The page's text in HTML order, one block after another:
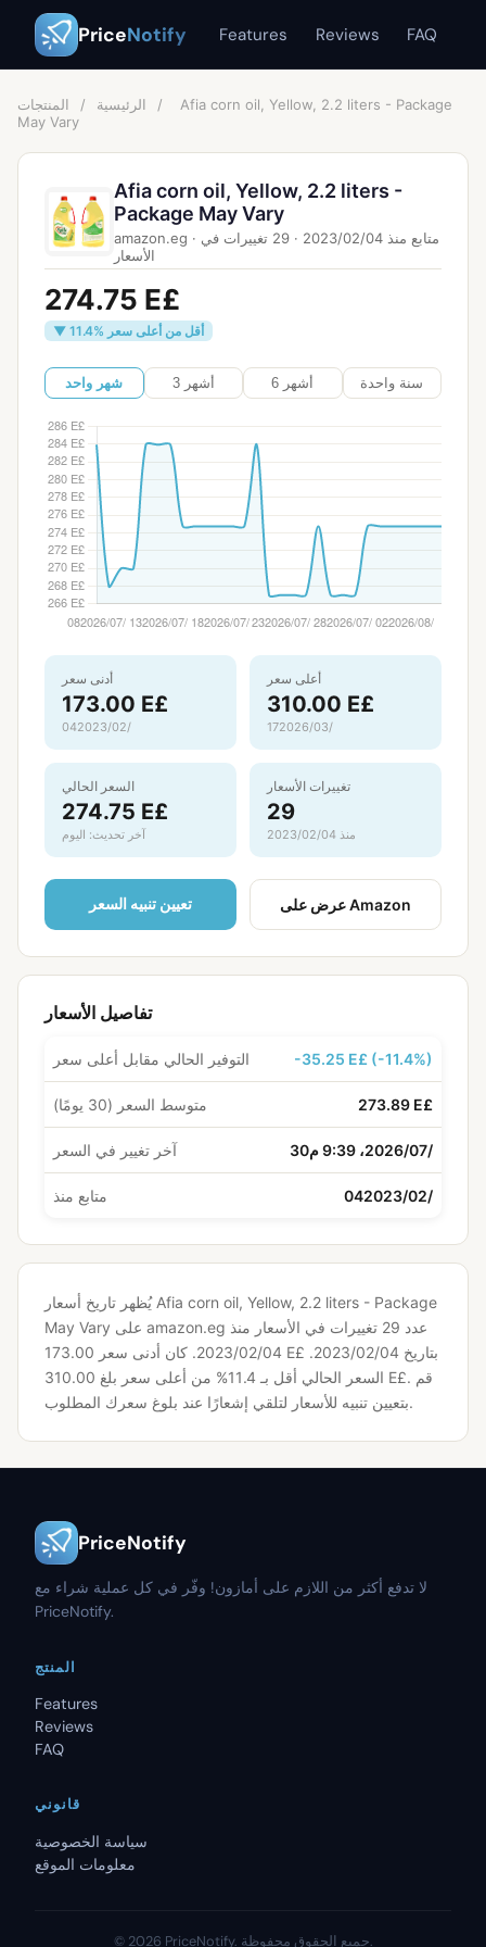
PriceNotify Features Reviews FAQ
الرئيسية / المنتجات /
Afia corn oil, Yellow, 2.2 liters - Package
May Vary
Afia corn oil, Yellow, 2.2 liters -
Package May Vary
amazon.eg · متابع منذ 04‏/02‏/2023
·
29 تغييرات في
الأسعار
274.75 E£
▼ 11.4% أقل من أعلى سعر
شهر واحد 3 أشهر 6 أشهر سنة واحدة
أدنى سعر
173.00 E£
04‏/02‏/2023
أعلى سعر
310.00 E£
17‏/03‏/2026
السعر الحالي
274.75 E£
آخر تحديث: اليوم
تغييرات الأسعار
29
منذ 04‏/02‏/2023
تعيين تنبيه السعر عرض على Amazon
تفاصيل الأسعار
التوفير الحالي مقابل أعلى سعر -35.25 E£ (-11.4%)
متوسط السعر (30 يومًا) 273.89 E£
آخر تغيير في السعر 30‏/07‏/2026، 9:39 م
متابع منذ 04‏/02‏/2023
يُظهر تاريخ أسعار Afia corn oil, Yellow, 2.2 liters - Package
May Vary على amazon.eg عدد 29 تغييرات في الأسعار منذ
04‏/02‏/2023.
كان أدنى سعر 173.00 E£ بتاريخ 04‏/02‏/2023.
السعر الحالي أقل بـ 11.4% من أعلى سعر بلغ 310.00 E£. قم
بتعيين تنبيه للأسعار لتلقي إشعارًا عند بلوغ سعرك المطلوب.
PriceNotify
لا تدفع أكثر من اللازم على أمازون! وفّر في كل عملية شراء مع
PriceNotify.
المنتج
Features
Reviews
FAQ
قانوني
سياسة الخصوصية
معلومات الموقع
© 2026 PriceNotify. جميع الحقوق محفوظة.